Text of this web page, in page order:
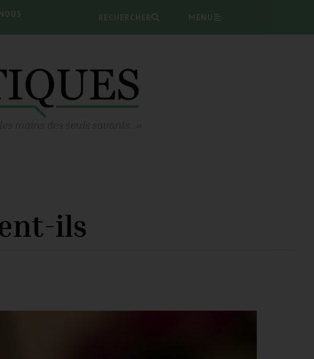
RECHERCHER MENU
mains des seuls savants. »
ils